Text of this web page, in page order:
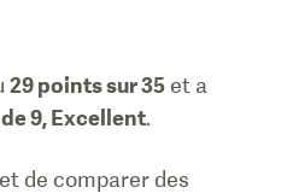
29points sur 35 et a
9,Excellent.
de comparer des